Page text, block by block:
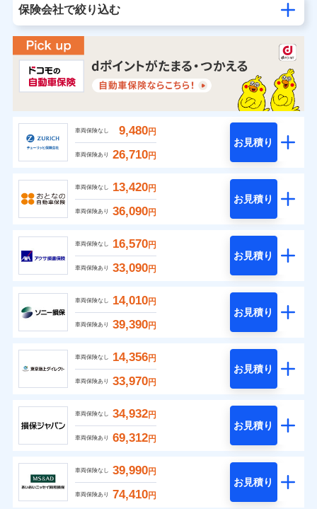
保険会社で絞り込む
車両保険なし 9,480円
車両保険あり 26,710円
お見積り
車両保険なし 13,420円
車両保険あり 36,090円
お見積り
車両保険なし 16,570円
車両保険あり 33,090円
お見積り
車両保険なし 14,010円
車両保険あり 39,390円
お見積り
車両保険なし 14,356円
車両保険あり 33,970円
お見積り
車両保険なし 34,932円
車両保険あり 69,312円
お見積り
車両保険なし 39,990円
車両保険あり 74,410円
お見積り